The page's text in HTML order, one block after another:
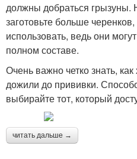
должны добраться грызуны.
заготовьте больше
использовать, ведь они
полном составе.
Очень важно четко знать,
дожили до прививки.
выбирайте тот, который
читать дальше →